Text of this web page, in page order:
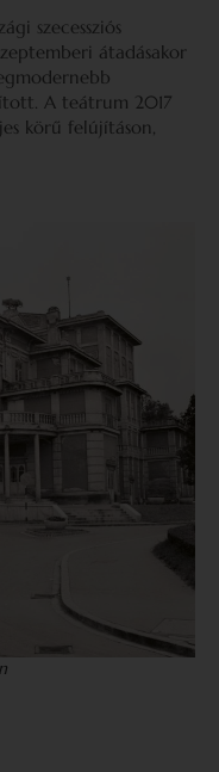
szecessziós
átadásakor
A teátrum 2017
körű felújításon,